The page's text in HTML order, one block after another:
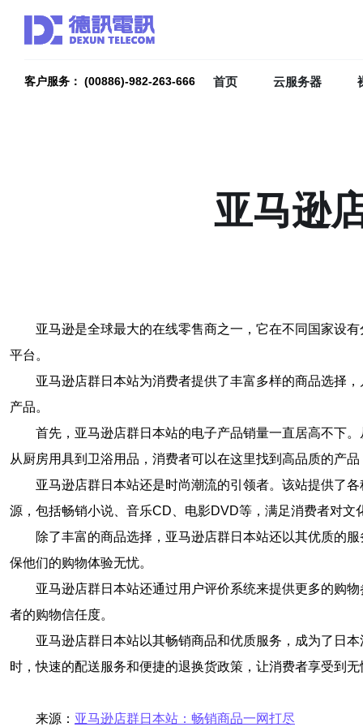
客户服务： (00886)-982-263-666 首页 云服务器
亚马逊
亚马逊是全球最大的在线零售商之一，它在不同国家设
平台。
亚马逊店群日本站为消费者提供了丰富多样的商品选择
产品。
首先，亚马逊店群日本站的电子产品销量一直居高不下
从厨房用具到卫浴用品，消费者可以在这里找到高品质的产
亚马逊店群日本站还是时尚潮流的引领者。该站提供了
源，包括畅销小说、音乐CD、电影DVD等，满足消费者对文
除了丰富的商品选择，亚马逊店群日本站还以其优质的
保他们的购物体验无忧。
亚马逊店群日本站还通过用户评价系统来提供更多的购
者的购物信任度。
亚马逊店群日本站以其畅销商品和优质服务，成为了日
时，快速的配送服务和便捷的退换货政策，让消费者享受到
来源： 亚马逊店群日本站：畅销商品一网打尽